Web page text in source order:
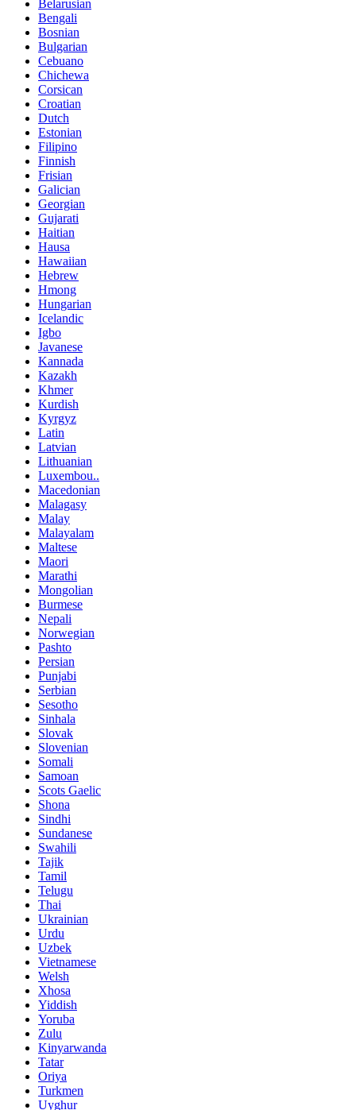
Belarusian
Bengali
Bosnian
Bulgarian
Cebuano
Chichewa
Corsican
Croatian
Dutch
Estonian
Filipino
Finnish
Frisian
Galician
Georgian
Gujarati
Haitian
Hausa
Hawaiian
Hebrew
Hmong
Hungarian
Icelandic
Igbo
Javanese
Kannada
Kazakh
Khmer
Kurdish
Kyrgyz
Latin
Latvian
Lithuanian
Luxembou..
Macedonian
Malagasy
Malay
Malayalam
Maltese
Maori
Marathi
Mongolian
Burmese
Nepali
Norwegian
Pashto
Persian
Punjabi
Serbian
Sesotho
Sinhala
Slovak
Slovenian
Somali
Samoan
Scots Gaelic
Shona
Sindhi
Sundanese
Swahili
Tajik
Tamil
Telugu
Thai
Ukrainian
Urdu
Uzbek
Vietnamese
Welsh
Xhosa
Yiddish
Yoruba
Zulu
Kinyarwanda
Tatar
Oriya
Turkmen
Uyghur